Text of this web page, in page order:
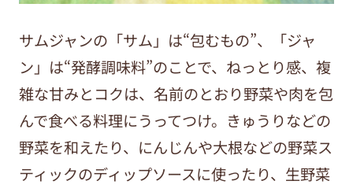
サムジャンの「サム」は“包むもの”、「ジャ
ン」は“発酵調味料”のことで、ねっとり感、複
雑な甘みとコクは、名前のとおり野菜や肉を包
んで食べる料理にうってつけ。きゅうりなどの
野菜を和えたり、にんじんや大根などの野菜ス
ティックのディップソースに使ったり、生野菜